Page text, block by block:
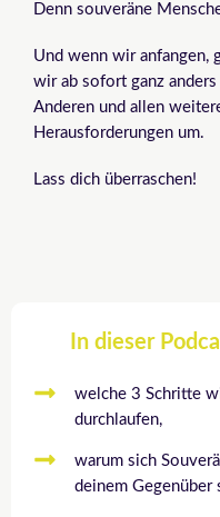
Denn souveräne
Und wenn wir anfangen,
wir ab sofort ganz
Anderen und allen
Herausforderungen um.
Lass dich überraschen!
In dieser
welche 3 Schritte
durchlaufen,
warum sich
deinem Gegenüber